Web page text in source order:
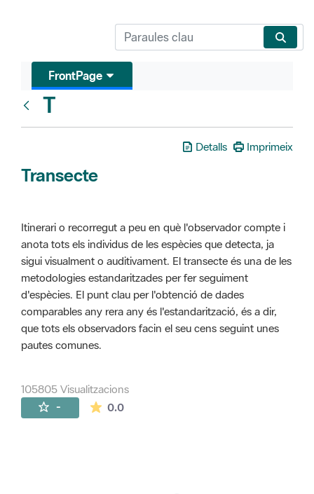
FrontPage
T
Detalls Imprimeix
Transecte
Itinerari o recorregut a peu en què l'observador compte i
anota tots els individus de les espècies que detecta, ja
sigui visualment o auditivament. El transecte és una de les
metodologies estandaritzades per fer seguiment
d'espècies. El punt clau per l'obtenció de dades
comparables any rera any és l'estandarització, és a dir,
que tots els observadors facin el seu cens seguint unes
pautes comunes.
105805 Visualitzacions
- 0.0La mitjana de les valoracions és de 0